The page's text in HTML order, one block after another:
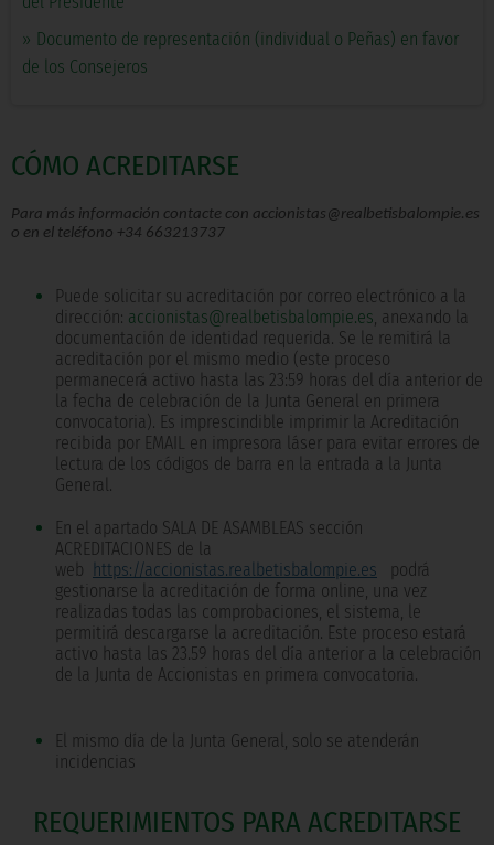
» Documento de representación (individual o Peñas) en favor
de los Consejeros
CÓMO ACREDITARSE
Para más información contacte con accionistas@realbetisbalompie.es
o en el teléfono +34 663213737
Puede solicitar su acreditación por correo electrónico a la
dirección: accionistas@realbetisbalompie.es, anexando la
documentación de identidad requerida. Se le remitirá la
acreditación por el mismo medio (este proceso
permanecerá activo hasta las 23:59 horas del día anterior de
la fecha de celebración de la Junta General en primera
convocatoria). Es imprescindible imprimir la Acreditación
recibida por EMAIL en impresora láser para evitar errores de
lectura de los códigos de barra en la entrada a la Junta
General.
En el apartado SALA DE ASAMBLEAS sección
ACREDITACIONES de la
web https://accionistas.realbetisbalompie.es podrá
gestionarse la acreditación de forma online, una vez
realizadas todas las comprobaciones, el sistema, le
permitirá descargarse la acreditación. Este proceso estará
activo hasta las 23.59 horas del día anterior a la celebración
de la Junta de Accionistas en primera convocatoria.
El mismo día de la Junta General, solo se atenderán
incidencias
REQUERIMIENTOS PARA ACREDITARSE